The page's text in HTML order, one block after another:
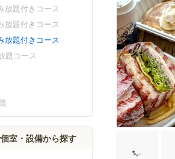
放題付きコース
放題付きコース
放題付きコース
題コース
室・設備から探す